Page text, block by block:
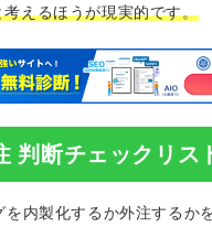
考えるほうが現実的です。
判断チェックリス
内製化するか外注するか